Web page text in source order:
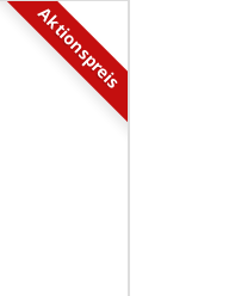
Aktionspreis